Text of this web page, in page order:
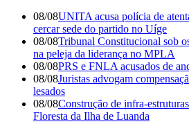
08/08UNITA acusa polícia de
cercar sede do partido no Uíge
08/08Tribunal Constitucional sob
na peleja da liderança no MPLA
08/08PRS e FNLA acusados de
08/08Juristas advogam
lesados
08/08Construção de infra-
Floresta da Ilha de Luanda